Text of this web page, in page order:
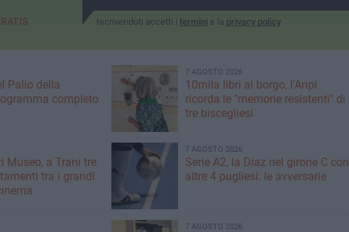
Iscrivendoti accetti i termini e la privacy policy
Palio della
completo
7 AGOSTO 2026
10mila libri al borgo, l'Anpi
ricorda le "memorie resistenti" di
tre biscegliesi
Museo, a Trani tre
tra i grandi
7 AGOSTO 2026
Serie A2, la Diaz nel girone C con
altre 4 pugliesi: le avversarie
7 AGOSTO 2026